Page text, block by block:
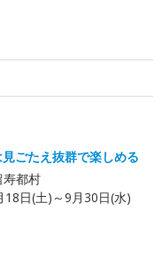
ごたえ抜群で楽しめる
寿都村
18日(土)～9月30日(水)